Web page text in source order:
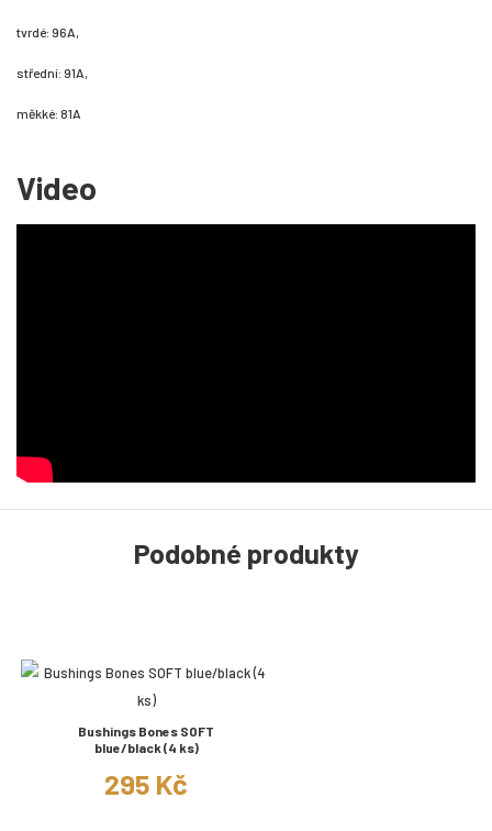
tvrdé: 96A,
střední: 91A,
měkké: 81A
Video
Podobné produkty
Bushings Bones SOFT
blue/black (4 ks)
295 Kč